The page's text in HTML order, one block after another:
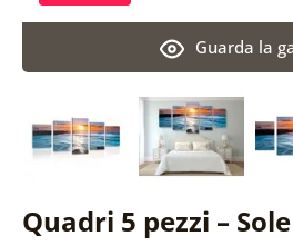
Quadri 5 pezzi –
Guarda la